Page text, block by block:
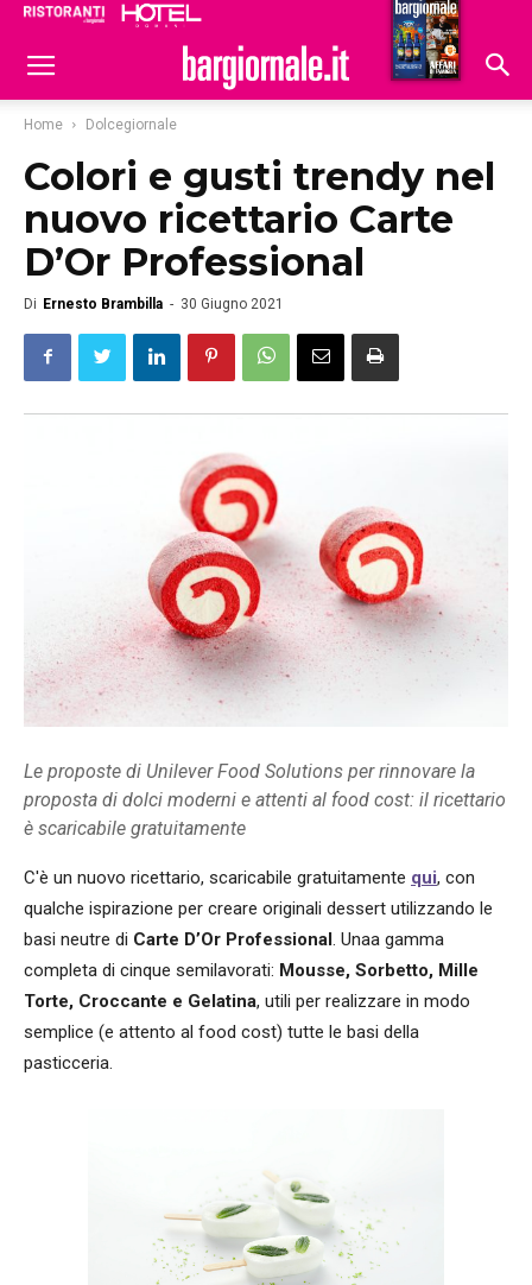
Hoteldomani
Home Dolcegiornale
Colori e gusti trendy nel
nuovo ricettario Carte
D’Or Professional
Di Ernesto Brambilla - 30 Giugno 2021
Le proposte di Unilever Food Solutions per rinnovare la
proposta di dolci moderni e attenti al food cost: il ricettario
è scaricabile gratuitamente
C'è un nuovo ricettario, scaricabile gratuitamente qui, con
qualche ispirazione per creare originali dessert utilizzando le
basi neutre di Carte D’Or Professional. Unaa gamma
completa di cinque semilavorati: Mousse, Sorbetto, Mille
Torte, Croccante e Gelatina, utili per realizzare in modo
semplice (e attento al food cost) tutte le basi della
pasticceria.